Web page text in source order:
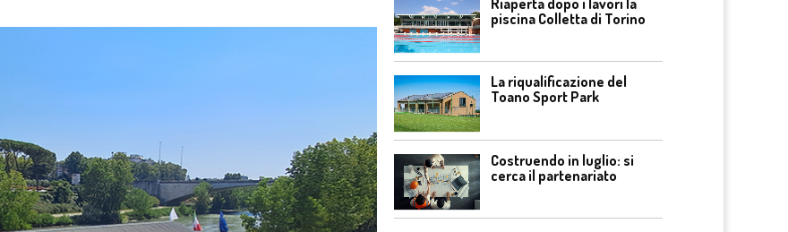
piscina Colletta di Torino
La riqualificazione del
Toano Sport Park
Costruendo in luglio: si
cerca il partenariato